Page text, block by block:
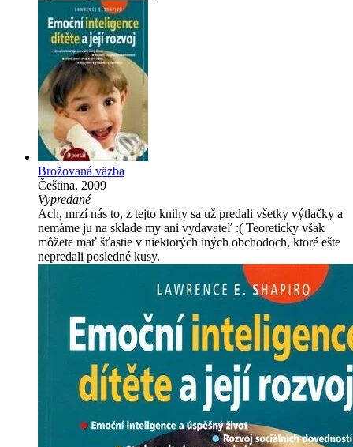
Brožovaná väzba
Čeština, 2009
Vypredané
Ach, mrzí nás to, z tejto knihy sa už predali všetky výtlačky a
nemáme ju na sklade my ani vydavateľ :( Teoreticky však
môžete mať šťastie v niektorých iných obchodoch, ktoré ešte
nepredali posledné kusy.